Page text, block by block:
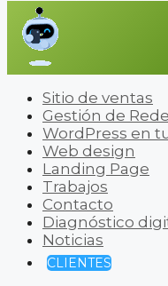
Sitio de ventas
Gestión de
WordPress en
Web design
Landing Page
Trabajos
Contacto
Diagnóstico
Noticias
CLIENTES